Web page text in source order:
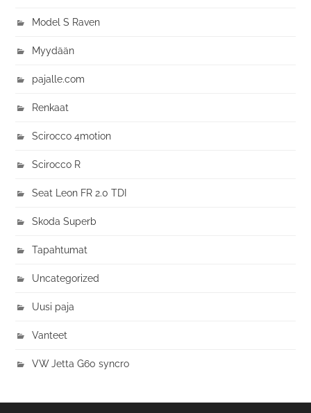
Model S Raven
Myydään
pajalle.com
Renkaat
Scirocco 4motion
Scirocco R
Seat Leon FR 2.0 TDI
Skoda Superb
Tapahtumat
Uncategorized
Uusi paja
Vanteet
VW Jetta G60 syncro